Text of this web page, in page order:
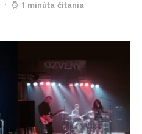
1 minúta čítania